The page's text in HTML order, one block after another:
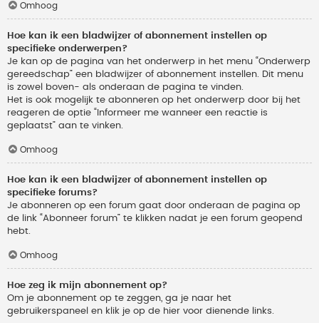
Omhoog
Hoe kan ik een bladwijzer of abonnement instellen op
specifieke onderwerpen?
Je kan op de pagina van het onderwerp in het menu “Onderwerp
gereedschap” een bladwijzer of abonnement instellen. Dit menu
is zowel boven- als onderaan de pagina te vinden.
Het is ook mogelijk te abonneren op het onderwerp door bij het
reageren de optie “Informeer me wanneer een reactie is
geplaatst” aan te vinken.
Omhoog
Hoe kan ik een bladwijzer of abonnement instellen op
specifieke forums?
Je abonneren op een forum gaat door onderaan de pagina op
de link “Abonneer forum” te klikken nadat je een forum geopend
hebt.
Omhoog
Hoe zeg ik mijn abonnement op?
Om je abonnement op te zeggen, ga je naar het
gebruikerspaneel en klik je op de hier voor dienende links.